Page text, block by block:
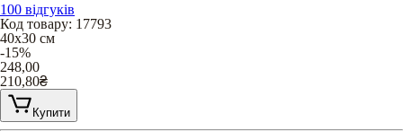
100 відгуків
Код товару: 17793
40х30 см
-15%
248,00
210,80₴
Купити